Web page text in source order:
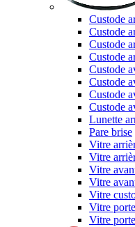
Custode
Custode
Custode
Custode
Custode
Custode
Custode
Custode
Lunette
Pare brise
Vitre
Vitre
Vitre
Vitre
Vitre
Vitre
Vitre